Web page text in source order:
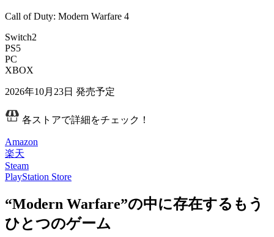
Call of Duty: Modern Warfare 4
Switch2
PS5
PC
XBOX
2026年10月23日 発売予定
各ストアで詳細をチェック！
Amazon
楽天
Steam
PlayStation Store
“Modern Warfare”の中に存在するもう
ひとつのゲーム